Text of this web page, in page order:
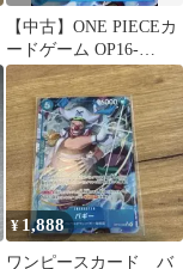
【中古】ONE PIECEカ
ードゲーム OP16-
048[SR]：(パラレル)バ
ギー
¥ 1,888
ワンピースカード バ